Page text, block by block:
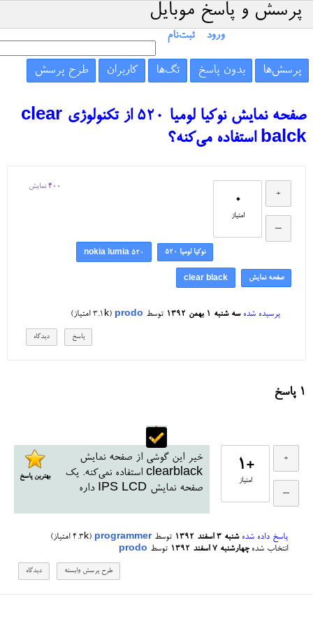
پرسش و پاسخ موبایل
ورود ثبت‌نام
پرسش‌ها بدون پاسخ تگ‌ها کاربران طرح پرسش
صفحه نمایش نوکیا لومیا ۵۲۰ از تکنولوژی clear
balck استفاده می‌کنه؟
0
امتیاز
400 نمایش
نوکیا لومیا ۵۲۰ nokia lumia 520
صفحه نمایش clear black
پرسیده شده سه شنبه ۱ بهمن ۱۳۹۲ توسط prodo
(
3.1k امتیاز)
1 پاسخ
+1
امتیاز بهترین پاسخ
خیر این گوشی از صفحه نمایش
clearblack استفاده نمی‌کنه. یک
صفحه نمایش IPS LCD داره
پاسخ داده شده شنبه ۳ اسفند ۱۳۹۲ توسطprogrammer
(
4.3k امتیاز)
انتخاب شده چهارشنبه ۷ اسفند ۱۳۹۲ توسط prodo